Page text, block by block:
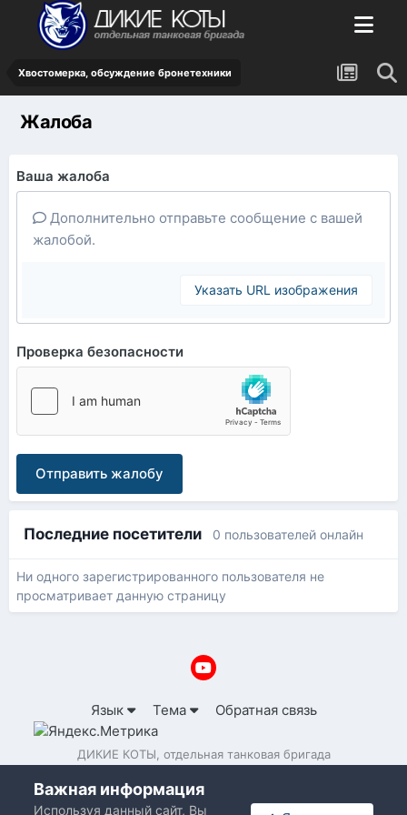
Хвостомерка, обсуждение бронетехники
Жалоба
Ваша жалоба
Дополнительно отправьте сообщение с вашей
жалобой.
Указать URL изображения
Проверка безопасности
Отправить жалобу
Последние посетители 0 пользователей онлайн
Ни одного зарегистрированного пользователя не
просматривает данную страницу
Язык Тема Обратная связь
ДИКИЕ КОТЫ, отдельная танковая бригада
Важная информация
Используя данный сайт, Вы